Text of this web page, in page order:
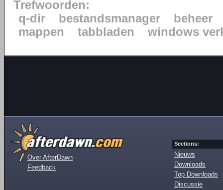
Trefwoorden:
q-dir
bestandsmanager
beheer
mappen
tabbladen windows
Over AfterDawn
Feedback
Sections:
Nieuws
Downloads
Top Downloads
Discussie